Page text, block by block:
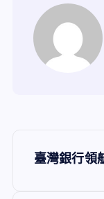
文臺灣銀行領